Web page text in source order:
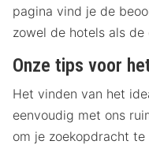
pagina vind je de
zowel de hotels als de
Onze tips voor
Het vinden van het
eenvoudig met ons
om je zoekopdracht te